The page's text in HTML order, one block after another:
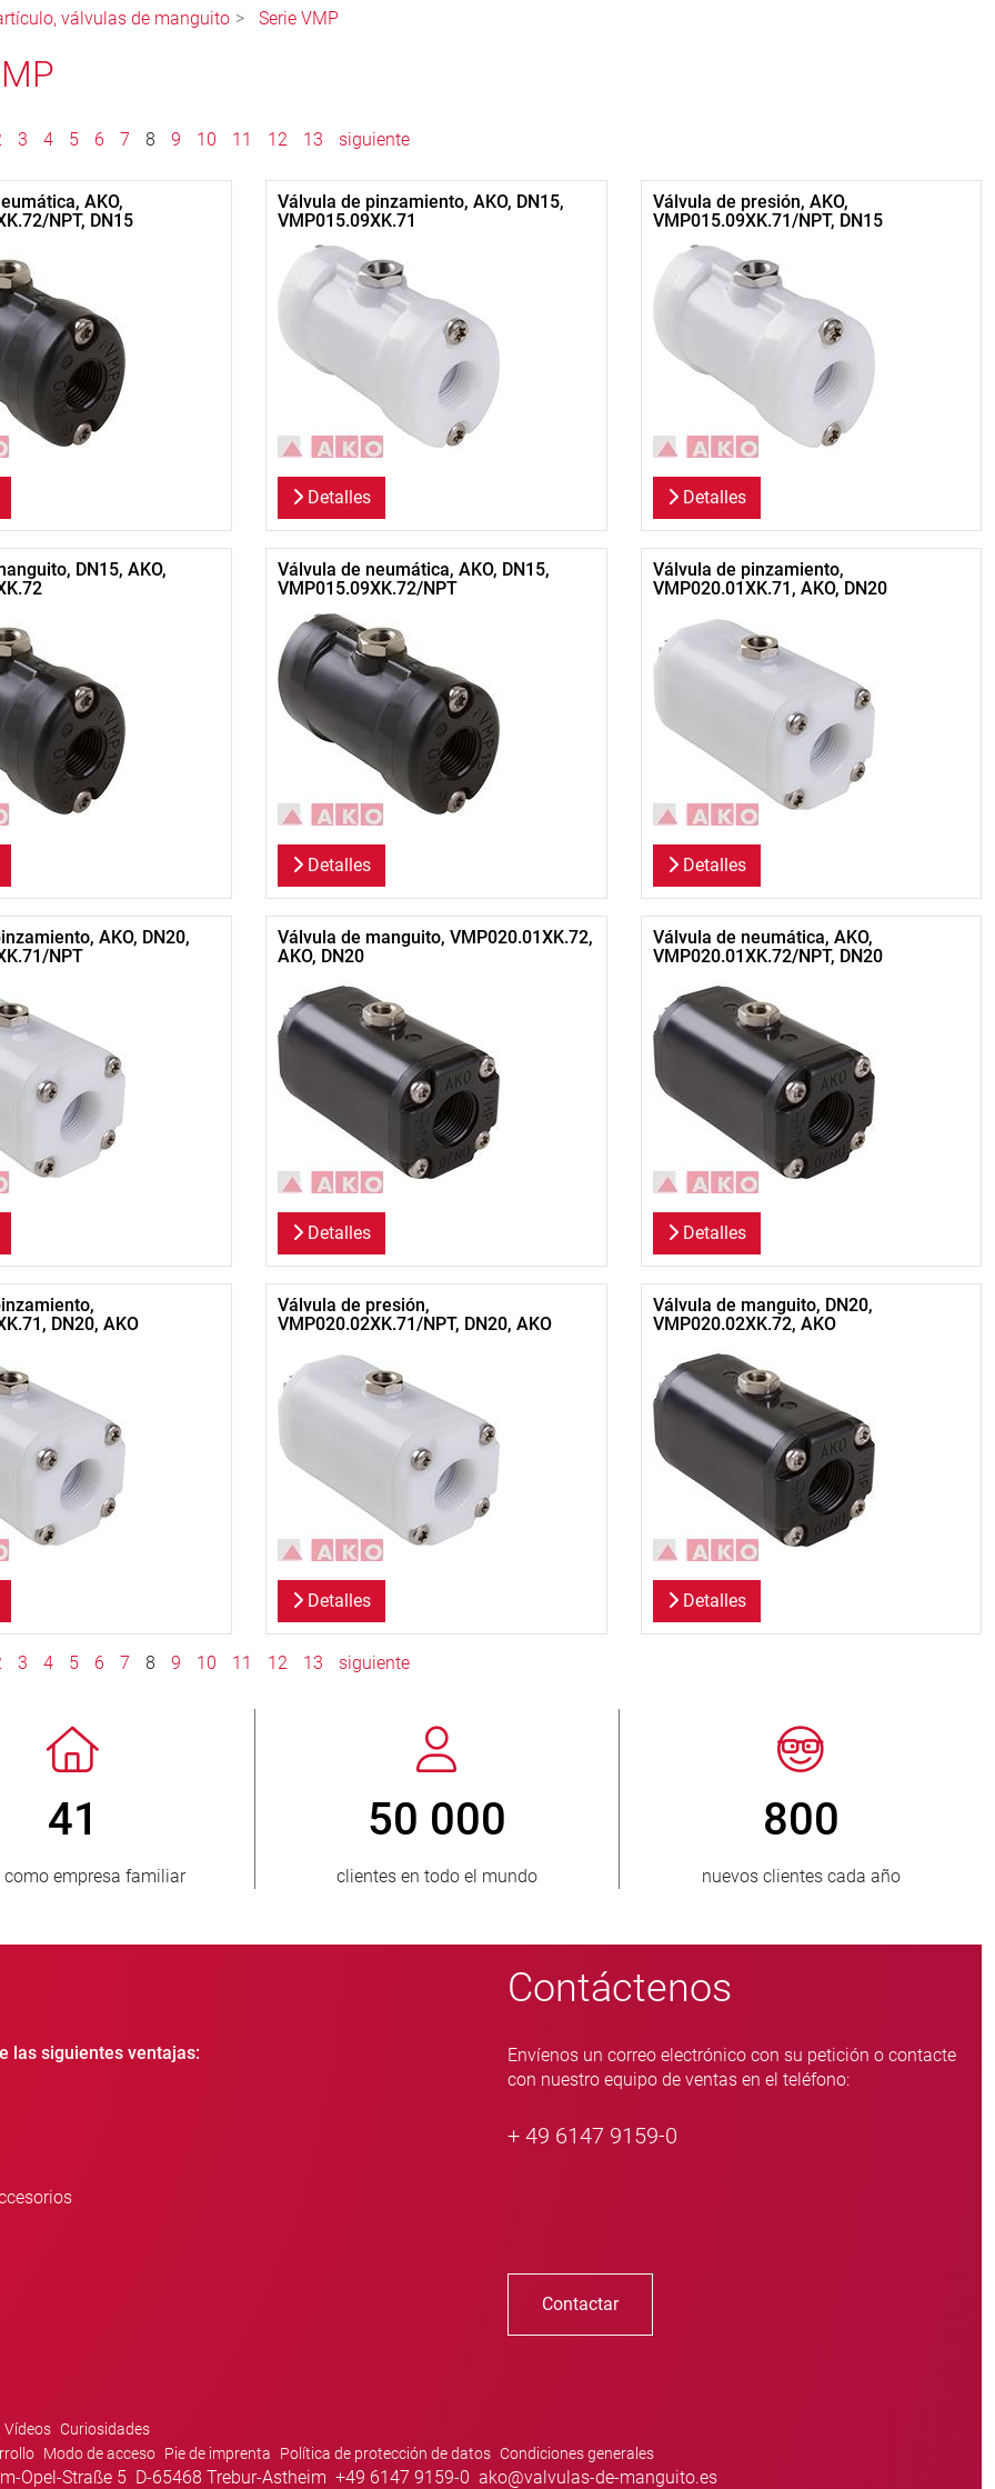
válvulas de manguito Serie VMP
3 4 5 6 7 8 9 10 11 12 13 siguiente
AKO,
NPT, DN15
Válvula de pinzamiento, AKO, DN15,
VMP015.09XK.71
Detalles
Válvula de presión, AKO,
VMP015.09XK.71/NPT, DN15
Detalles
DN15, AKO,
Válvula de neumática, AKO, DN15,
VMP015.09XK.72/NPT
Detalles
Válvula de pinzamiento,
VMP020.01XK.71, AKO, DN20
Detalles
AKO, DN20,
NPT
Válvula de manguito, VMP020.01XK.72,
AKO, DN20
Detalles
Válvula de neumática, AKO,
VMP020.01XK.72/NPT, DN20
Detalles
DN20, AKO
Válvula de presión,
VMP020.02XK.71/NPT, DN20, AKO
Detalles
Válvula de manguito, DN20,
VMP020.02XK.72, AKO
Detalles
3 4 5 6 7 8 9 10 11 12 13 siguiente
> 3 500 000
unidades vendidas
150
países suministrados
> 15 000
variantes de válvulas de
las siguientes ventajas:
Contáctenos
Envíenos un correo electrónico con su petición o contacte
con nuestro equipo de ventas en el teléfono:
+ 49 6147 9159-0
Contactar
Vídeos Curiosidades
Modo de acceso Pie de imprenta Política de protección de datos Condiciones generales
Opel-Straße 5 D-65468 Trebur-Astheim +49 6147 9159-0 ako@valvulas-de-manguito.es